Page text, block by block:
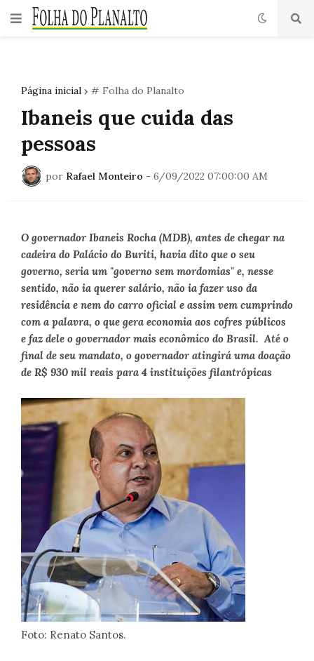
Página inicial # Folha do Planalto
Ibaneis que cuida das
pessoas
por Rafael Monteiro - 6/09/2022 07:00:00 AM
O governador Ibaneis Rocha (MDB), antes de chegar na
cadeira do Palácio do Buriti, havia dito que o seu
governo, seria um "governo sem mordomias" e, nesse
sentido, não ia querer salário, não ia fazer uso da
residência e nem do carro oficial e assim vem cumprindo
com a palavra, o que gera economia aos cofres públicos
e faz dele o governador mais econômico do Brasil. Até o
final de seu mandato, o governador atingirá uma doação
de R$ 930 mil reais para 4 instituições filantrópicas
Foto: Renato Santos.